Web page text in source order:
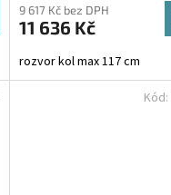
9 617 Kč bez DPH
11 636 Kč
rozvor kol max 117 cm
Kód: